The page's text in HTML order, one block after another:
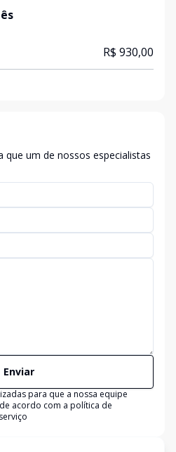
R$ 930,00
que um de nossos especialistas
Enviar
para que a nossa equipe
acordo com a política de